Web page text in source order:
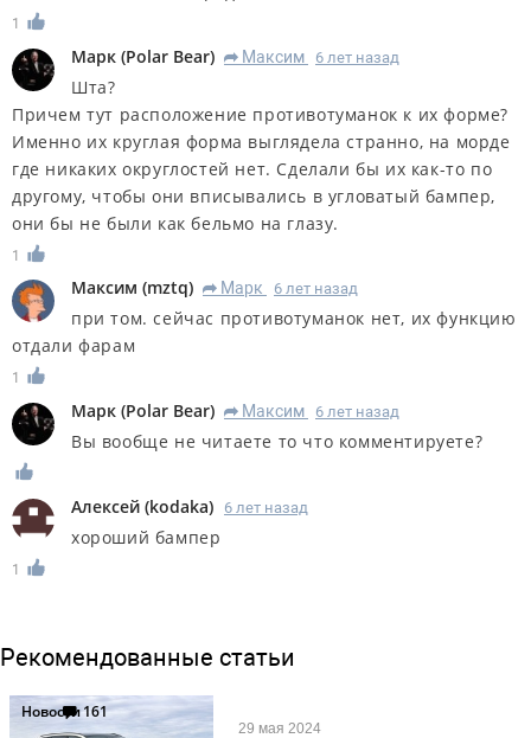
1
Марк (Polar Bear) R Максим 6 лет назад
Шта?
Причем тут расположение противотуманок к их форме?
Именно их круглая форма выглядела странно, на морде
где никаких округлостей нет. Сделали бы их как-то по
другому, чтобы они вписывались в угловатый бампер,
они бы не были как бельмо на глазу.
1
Максим (mztq) R Марк 6 лет назад
при том. сейчас противотуманок нет, их функцию
отдали фарам
1
Марк (Polar Bear) R Максим 6 лет назад
Вы вообще не читаете то что комментируете?
Алексей (kodaka) 6 лет назад
хороший бампер
1
Рекомендованные статьи
Новости161
29 мая 2024